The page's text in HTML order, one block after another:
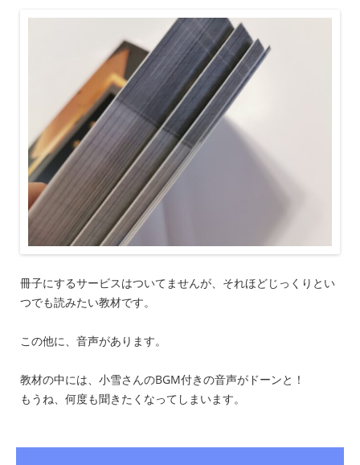
冊子にするサービスはついてませんが、それほどじっくりとい
つでも読みたい教材です。
この他に、音声があります。
教材の中には、小雪さんのBGM付きの音声がドーンと！
もうね、何度も聞きたくなってしまいます。